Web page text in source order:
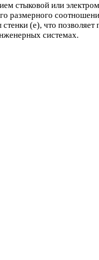
стыковой или
размерного
(e), что позволяет
системах.